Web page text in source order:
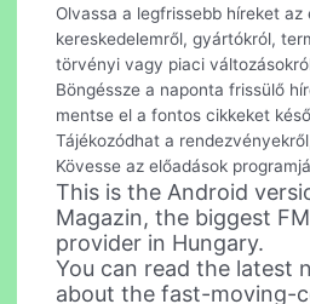
Olvassa a legfrissebb híreket az
kereskedelemről, gyártókról,
törvényi vagy piaci
Böngéssze a naponta frissülő
mentse el a fontos cikkeket
Tájékozódhat a
Kövesse az előadások
This is the Android
Magazin, the biggest
provider in Hungary.
You can read the latest
about the fast-moving-